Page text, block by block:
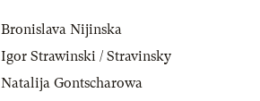
Bronislava Nijinska
Igor Strawinski / Stravinsky
Natalija Gontscharowa